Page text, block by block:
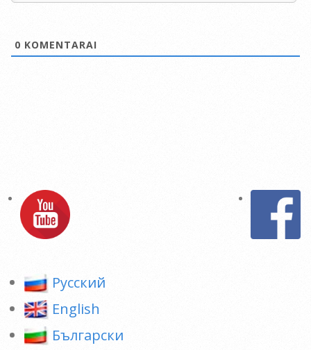
0 KOMENTARAI
Pусский
English
Български